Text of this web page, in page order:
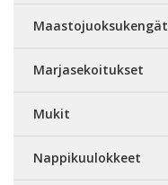
Maastojuoksukengät
Marjasekoitukset
Mukit
Nappikuulokkeet